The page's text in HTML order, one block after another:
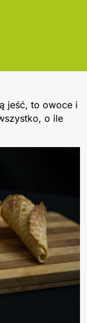
jeść, to owoce i
o ile